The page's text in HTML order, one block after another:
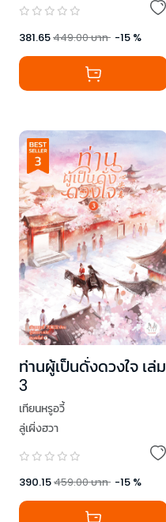
381.65449.00บาท -15 %
ท่านผู้เป็นดั่งดวงใจ เล่ม
3
เทียนหรูอวี้
ลู่เผิ่งฮวา
390.15459.00บาท -15 %